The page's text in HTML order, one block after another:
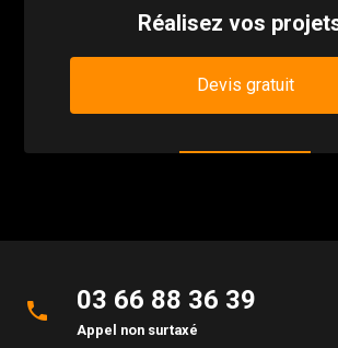
Réalisez vos
Devis gratuit
phone 03 66 88 36 39
Appel non surtaxé